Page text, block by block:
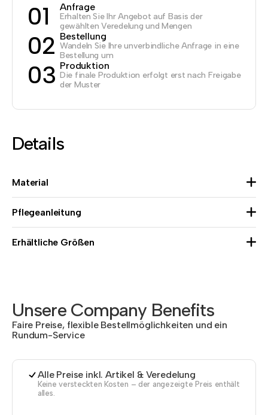
01 Anfrage
Erhalten Sie Ihr Angebot auf Basis der
gewählten Veredelung und Mengen
02 Bestellung
Wandeln Sie Ihre unverbindliche Anfrage in eine
Bestellung um
03 Produktion
Die finale Produktion erfolgt erst nach Freigabe
der Muster
Details
Material
Pflegeanleitung
Erhältliche Größen
Unsere Company Benefits
Faire Preise, flexible Bestellmöglichkeiten und ein
Rundum-Service
Alle Preise inkl. Artikel & Veredelung
Keine versteckten Kosten – der angezeigte Preis enthält
alles.